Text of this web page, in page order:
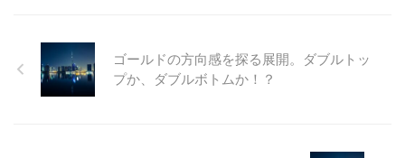
ゴールドの方向感を探る展開。ダブルトッ
プか、ダブルボトムか！？